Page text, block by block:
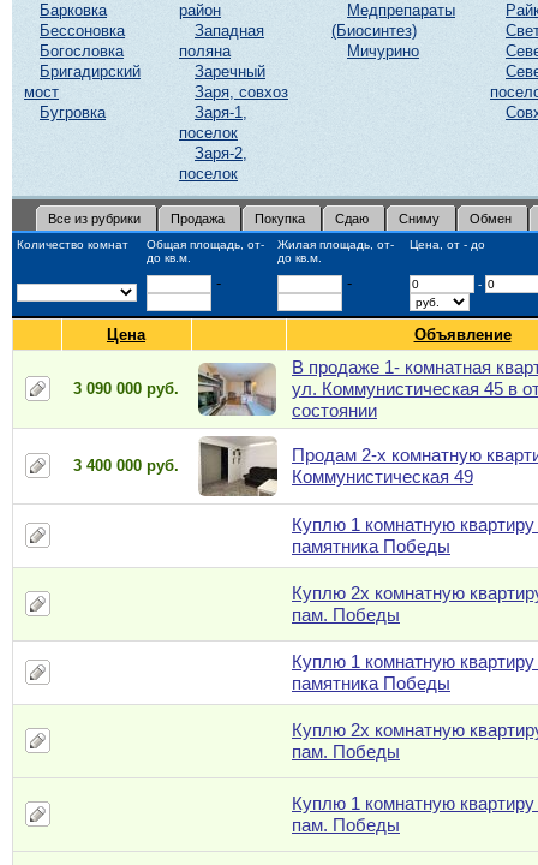
Барковка
Бессоновка
Богословка
Бригадирский
мост
Бугровка
район
Западная
поляна
Заречный
Заря, совхоз
Заря-1,
поселок
Заря-2,
поселок
Медпрепараты
(Биосинтез)
Мичурино
Все из рубрики Продажа Покупка Сдаю Сниму Обмен
Количество комнат
Общая площадь, от-
до кв.м.
Жилая площадь, от-
до кв.м.
Цена, от - до
- - -
Цена Объявление
3 090 000 руб.
В продаже 1- комнатная
ул. Коммунистическая 45 в
состоянии
3 400 000 руб.
Продам 2-х комнатную
Коммунистическая 49
Куплю 1 комнатную квартиру
памятника Победы
Куплю 2х комнатную
пам. Победы
Куплю 1 комнатную квартиру
памятника Победы
Куплю 2х комнатную
пам. Победы
Куплю 1 комнатную квартиру
пам. Победы